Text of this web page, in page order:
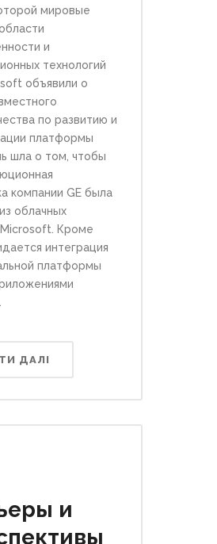
мировые
и
технологий
объявили о
по развитию и
платформы
шла о том, чтобы
компании GE была
облачных
Кроме
интеграция
платформы
ДАЛІ
и